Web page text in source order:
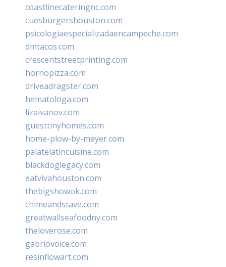
coastlinecateringnc.com
cuesburgershouston.com
psicologiaespecializadaencampeche.com
dmtacos.com
crescentstreetprinting.com
hornopizza.com
driveadragster.com
hematologa.com
lizaivanov.com
guesttinyhomes.com
home-plow-by-meyer.com
palatelatincuisine.com
blackdoglegacy.com
eatvivahouston.com
thebigshowok.com
chimeandstave.com
greatwallseafoodny.com
theloverose.com
gabriovoice.com
resinflowart.com